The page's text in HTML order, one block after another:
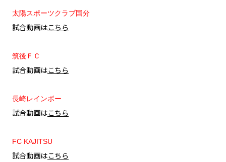
太陽スポーツクラブ国分
試合動画はこちら
筑後ＦＣ
試合動画はこちら
長崎レインボー
試合動画はこちら
FC KAJITSU
試合動画はこちら